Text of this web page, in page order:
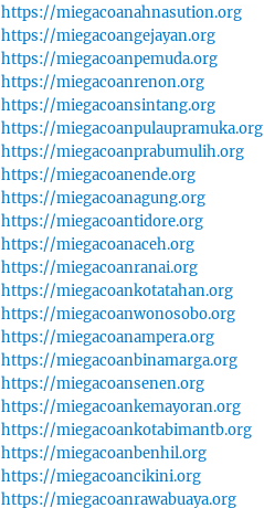
https://miegacoanahnasution.org
https://miegacoangejayan.org
https://miegacoanpemuda.org
https://miegacoanrenon.org
https://miegacoansintang.org
https://miegacoanpulaupramuka.org
https://miegacoanprabumulih.org
https://miegacoanende.org
https://miegacoanagung.org
https://miegacoantidore.org
https://miegacoanaceh.org
https://miegacoanranai.org
https://miegacoankotatahan.org
https://miegacoanwonosobo.org
https://miegacoanampera.org
https://miegacoanbinamarga.org
https://miegacoansenen.org
https://miegacoankemayoran.org
https://miegacoankotabimantb.org
https://miegacoanbenhil.org
https://miegacoancikini.org
https://miegacoanrawabuaya.org